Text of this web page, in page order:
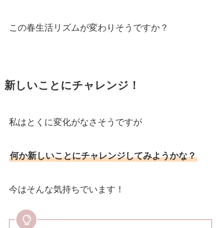
この春生活リズムが変わりそうですか？
新しいことにチャレンジ！
私はとくに変化がなさそうですが
何か新しいことにチャレンジしてみようかな？
今はそんな気持ちでいます！